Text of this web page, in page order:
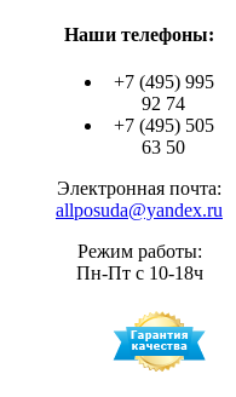
Наши телефоны:
+7 (495) 995
92 74
+7 (495) 505
63 50
Электронная почта:
allposuda@yandex.ru
Режим работы:
Пн-Пт с 10-18ч